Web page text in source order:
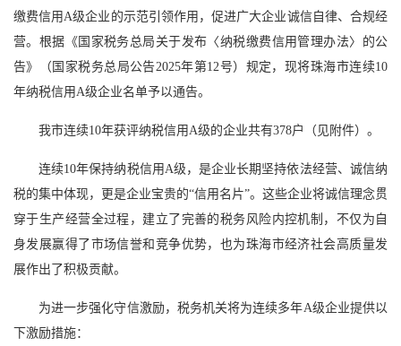
缴费信用A级企业的示范引领作用，促进广大企业诚信自律、合规经
营。根据《国家税务总局关于发布〈纳税缴费信用管理办法〉的公
告》（国家税务总局公告2025年第12号）规定，现将珠海市连续10
年纳税信用A级企业名单予以通告。
我市连续10年获评纳税信用A级的企业共有378户（见附件）。
连续10年保持纳税信用A级，是企业长期坚持依法经营、诚信纳
税的集中体现，更是企业宝贵的“信用名片”。这些企业将诚信理念贯
穿于生产经营全过程，建立了完善的税务风险内控机制，不仅为自
身发展赢得了市场信誉和竞争优势，也为珠海市经济社会高质量发
展作出了积极贡献。
为进一步强化守信激励，税务机关将为连续多年A级企业提供以
下激励措施：